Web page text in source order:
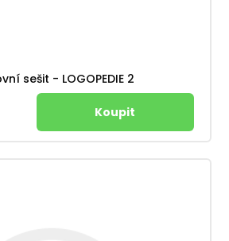
sešit - LOGOPEDIE 2